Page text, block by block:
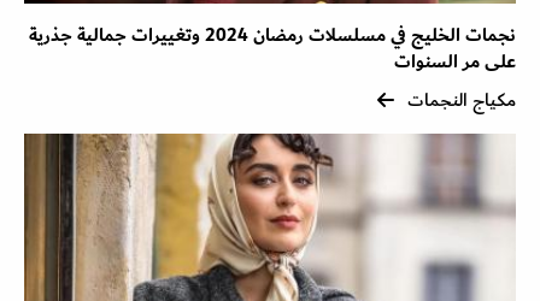
نجمات الخليج في مسلسلات رمضان 2024 وتغييرات جمالية جذرية
على مر السنوات
مكياج النجمات